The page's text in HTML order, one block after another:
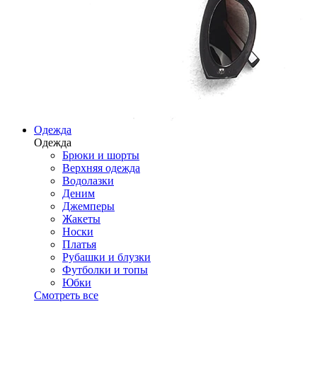
Одежда
Одежда
Брюки и шорты
Верхняя одежда
Водолазки
Деним
Джемперы
Жакеты
Носки
Платья
Рубашки и блузки
Футболки и топы
Юбки
Смотреть все